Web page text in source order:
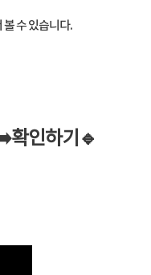
볼 수 있습니다.
확인하기 🔹